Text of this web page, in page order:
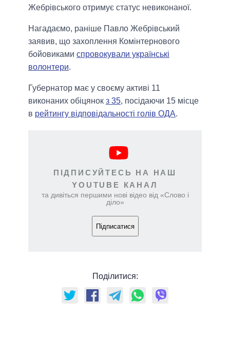
Жебрівського отримує статус невиконаної.
Нагадаємо, раніше Павло Жебрівський
заявив, що захоплення Комінтернового
бойовиками спровокували українські
волонтери.
Губернатор має у своєму активі 11
виконаних обіцянок з 35, посідаючи 15 місце
в рейтингу відповідальності голів ОДА.
ПІДПИСУЙТЕСЬ НА НАШ
YOUTUBE КАНАЛ
та дивіться першими нові відео від «Слово і
діло»
Підписатися
Поділитися: